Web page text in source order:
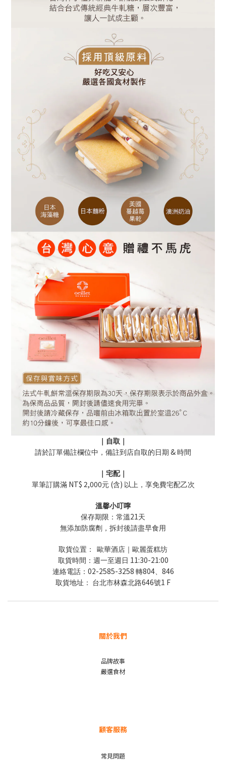
｜自取｜
請於訂單備註欄位中，備註到店自取的日期 & 時間
｜宅配｜
單筆訂購滿NT$ 2,000元(含) 以上，享免費宅配乙次
溫馨小叮嚀
保存期限：常溫21天
無添加防腐劑，拆封後請盡早食用
取貨位置：
歐華酒店｜歐麗蛋糕坊
取貨時間：週一至週日 11:30-21:00
連絡電話： 02-2585-3258 轉804、 846
取貨地址： 台北市林森北路646號1 F
關於我們
品牌故事
嚴選食材
顧客服務
常見問題